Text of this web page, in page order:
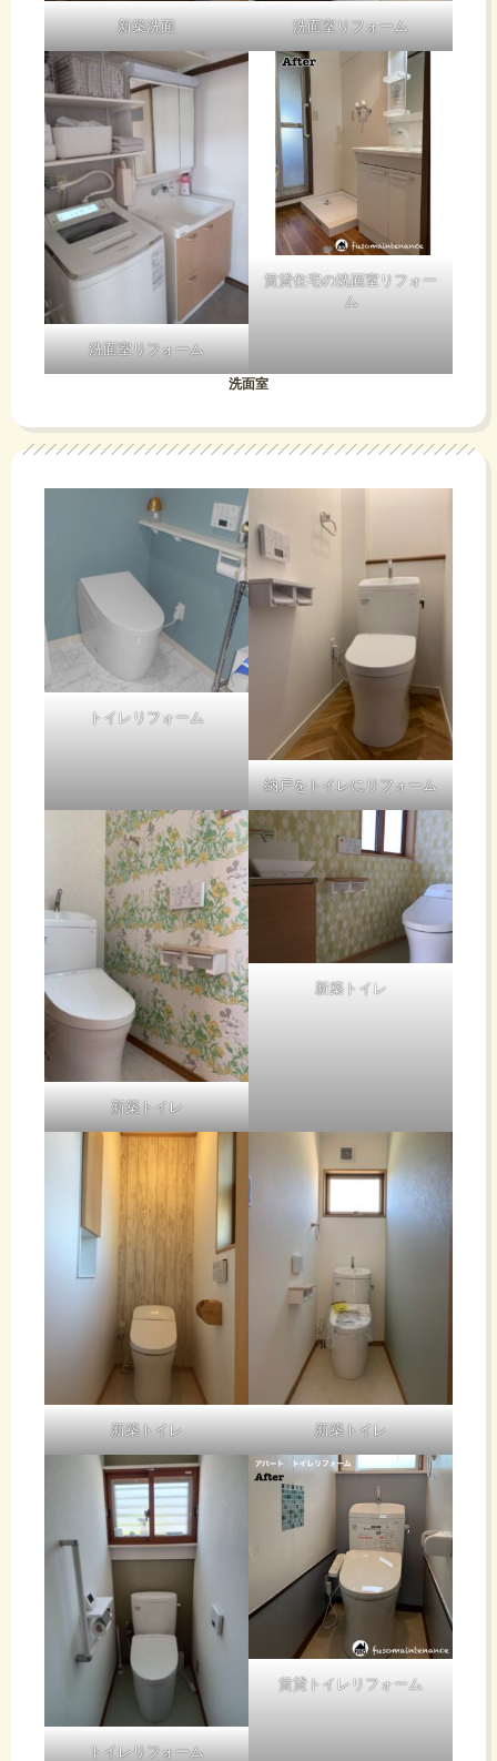
新築洗面 洗面室リフォーム
洗面室リフォーム
賃貸住宅の洗面室リフォー
ム
洗面室
トイレリフォーム
納戸をトイレにリフォーム
新築トイレ
新築トイレ
新築トイレ 新築トイレ
トイレリフォーム
賃貸トイレリフォーム